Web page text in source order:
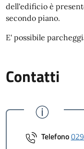
dell'edificio è
secondo piano.
E' possibile
Contatti
Telefono